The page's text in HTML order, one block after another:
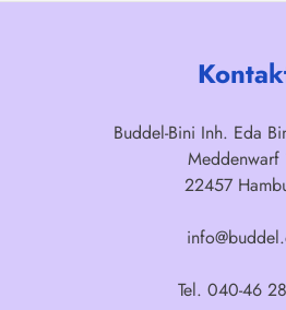
Buddel-Bini Inh. Eda
Meddenwarf
22457
Tel. 040-46